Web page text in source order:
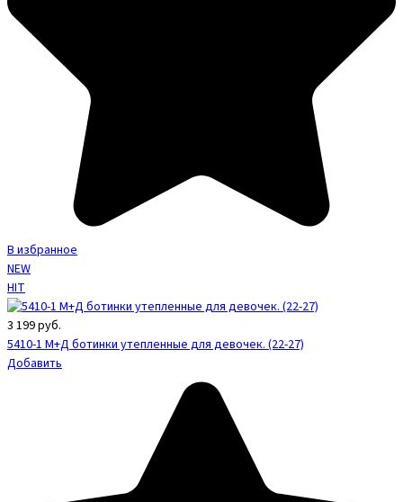
В избранное
NEW
HIT
3 199руб.
5410-1 М+Д ботинки утепленные для девочек. (22-27)
Добавить